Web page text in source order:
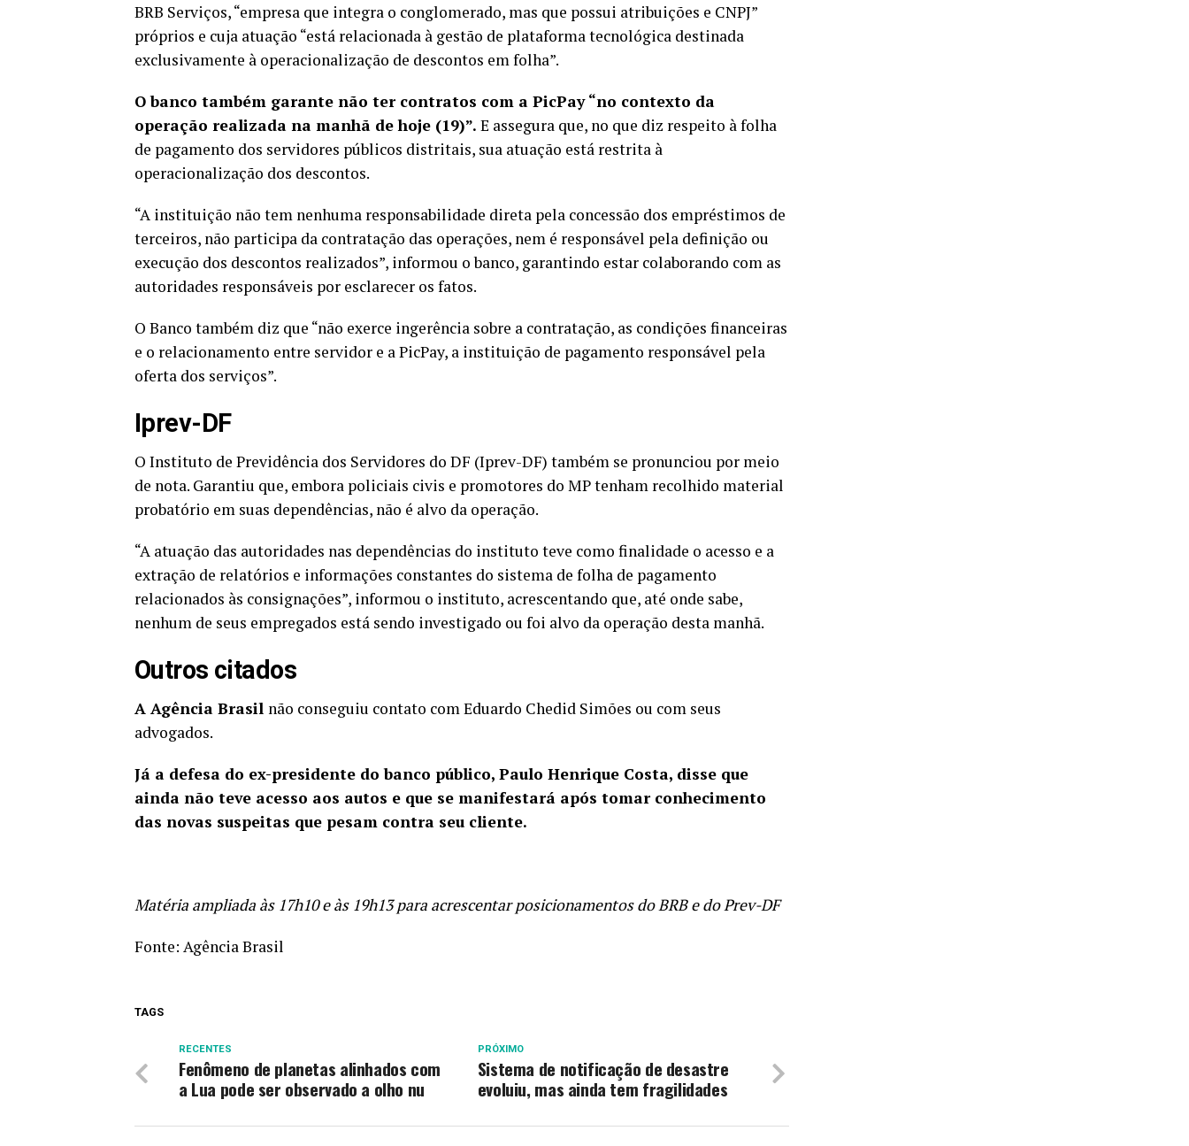
BRB Serviços, “empresa que integra o conglomerado, mas que possui atribuições e CNPJ”
próprios e cuja atuação “está relacionada à gestão de plataforma tecnológica destinada
exclusivamente à operacionalização de descontos em folha”.
O banco também garante não ter contratos com a PicPay “no contexto da
operação realizada na manhã de hoje (19)”. E assegura que, no que diz respeito à folha
de pagamento dos servidores públicos distritais, sua atuação está restrita à
operacionalização dos descontos.
“A instituição não tem nenhuma responsabilidade direta pela concessão dos empréstimos de
terceiros, não participa da contratação das operações, nem é responsável pela definição ou
execução dos descontos realizados”, informou o banco, garantindo estar colaborando com as
autoridades responsáveis por esclarecer os fatos.
O Banco também diz que “não exerce ingerência sobre a contratação, as condições financeiras
e o relacionamento entre servidor e a PicPay, a instituição de pagamento responsável pela
oferta dos serviços”.
Iprev-DF
O Instituto de Previdência dos Servidores do DF (Iprev-DF) também se pronunciou por meio
de nota. Garantiu que, embora policiais civis e promotores do MP tenham recolhido material
probatório em suas dependências, não é alvo da operação.
“A atuação das autoridades nas dependências do instituto teve como finalidade o acesso e a
extração de relatórios e informações constantes do sistema de folha de pagamento
relacionados às consignações”, informou o instituto, acrescentando que, até onde sabe,
nenhum de seus empregados está sendo investigado ou foi alvo da operação desta manhã.
Outros citados
A Agência Brasil não conseguiu contato com Eduardo Chedid Simões ou com seus
advogados.
Já a defesa do ex-presidente do banco público, Paulo Henrique Costa, disse que
ainda não teve acesso aos autos e que se manifestará após tomar conhecimento
das novas suspeitas que pesam contra seu cliente.
Matéria ampliada às 17h10 e às 19h13 para acrescentar posicionamentos do BRB e do Prev-DF
Fonte: Agência Brasil
TAGS
PRÓXIMO
Sistema de notificação de desastre
evoluiu, mas ainda tem fragilidades
RECENTES
Fenômeno de planetas alinhados com
a Lua pode ser observado a olho nu